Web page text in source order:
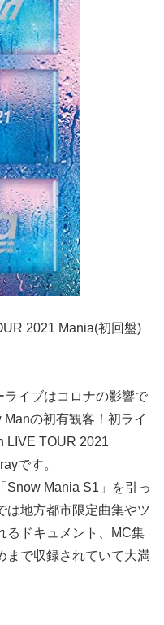
2021 Mania(初回盤)
イブはコロナの影響で
の初有観客！初ライ
LIVE TOUR 2021
です。
Snow Mania S1」を引っ
は地方都市限定曲集やツ
るドキュメント、MC集
まで収録されていて大満